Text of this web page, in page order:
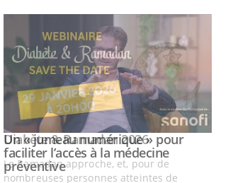
Youtube
Un « jumeau numérique » pour
faciliter l’accès à la médecine
préventiveYoutube